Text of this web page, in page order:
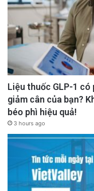
Liệu thuốc GLP-1
giảm cân của bạn?
béo phì hiệu quả!
3 hours ago